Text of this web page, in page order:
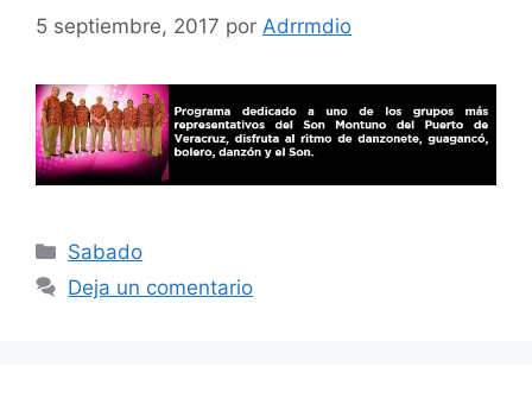
5 septiembre, 2017 por Adrrmdio
Categorías
Sabado
Deja un comentario